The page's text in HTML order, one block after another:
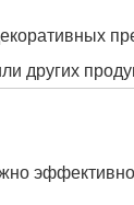
других